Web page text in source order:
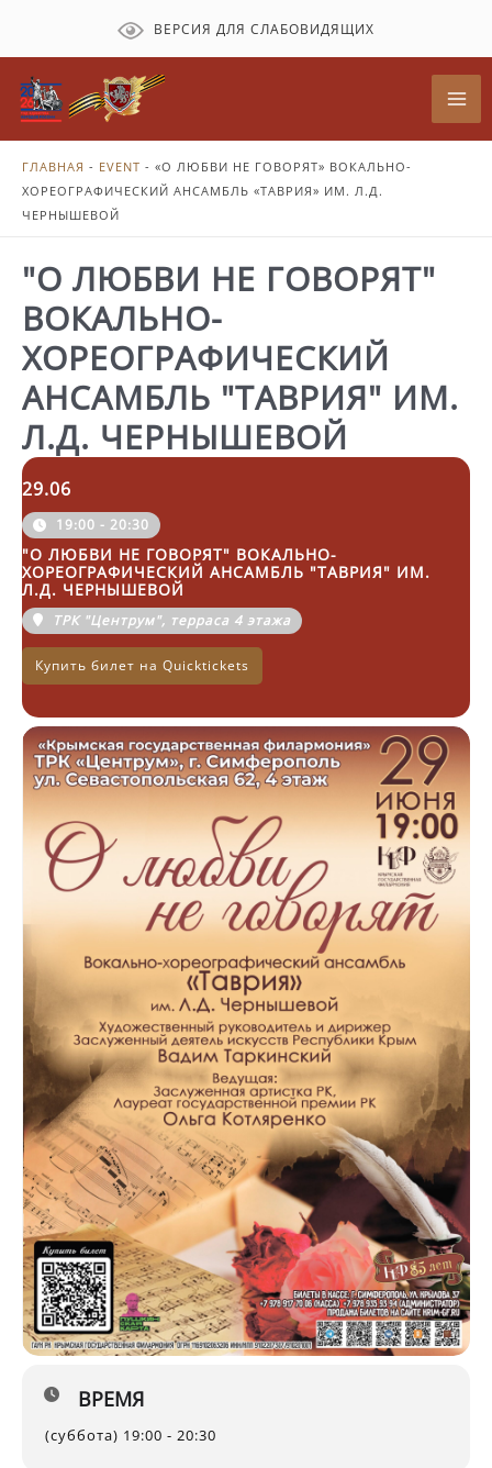
содержимому
ВЕРСИЯ ДЛЯ СЛАБОВИДЯЩИХ
ГЛАВНАЯ - EVENT - «О ЛЮБВИ НЕ ГОВОРЯТ» ВОКАЛЬНО-
ХОРЕОГРАФИЧЕСКИЙ АНСАМБЛЬ «ТАВРИЯ» ИМ. Л.Д.
ЧЕРНЫШЕВОЙ
"О ЛЮБВИ НЕ ГОВОРЯТ"
ВОКАЛЬНО-
ХОРЕОГРАФИЧЕСКИЙ
АНСАМБЛЬ "ТАВРИЯ" ИМ.
Л.Д. ЧЕРНЫШЕВОЙ
29.06
19:00 - 20:30
"О ЛЮБВИ НЕ ГОВОРЯТ" ВОКАЛЬНО-
ХОРЕОГРАФИЧЕСКИЙ АНСАМБЛЬ "ТАВРИЯ" ИМ.
Л.Д. ЧЕРНЫШЕВОЙ
ТРК "Центрум", терраса 4 этажа
Купить билет на Quicktickets
ВРЕМЯ
(суббота) 19:00 - 20:30